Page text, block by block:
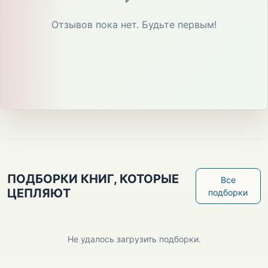
Отзывов пока нет. Будьте первым!
ПОДБОРКИ КНИГ, КОТОРЫЕ
ЦЕПЛЯЮТ
Все
подборки
Не удалось загрузить подборки.